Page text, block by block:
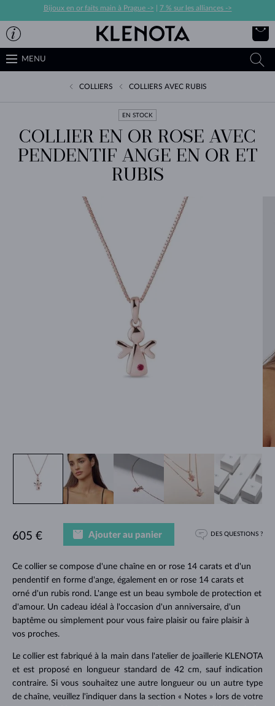
Bijoux en or faits main à Prague -> 7 % sur les alliances ->
MENU
COLLIERS COLLIERS AVEC RUBIS
EN STOCK
COLLIER EN OR ROSE AVEC
PENDENTIF ANGE EN OR ET
RUBIS
Ce collier se compose d'une chaîne en or rose 14 carats et d'un
pendentif en forme d'ange, également en or rose 14 carats et
orné d'un rubis rond. L'ange est un beau symbole de protection et
d'amour. Un cadeau idéal à l'occasion d'un anniversaire, d'un
baptême ou simplement pour vous faire plaisir ou faire plaisir à
vos proches.
Le collier est fabriqué à la main dans l'atelier de joaillerie KLENOTA
et est proposé en longueur standard de 42 cm, sauf indication
contraire. Si vous souhaitez une autre longueur ou un autre type
de chaîne, veuillez l'indiquer dans la section « Notes » lors de votre
605 € Ajouter au panier DES QUESTIONS ?